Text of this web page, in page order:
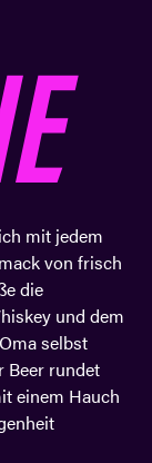
mit jedem
von frisch
die
und dem
selbst
Beer rundet
einem Hauch